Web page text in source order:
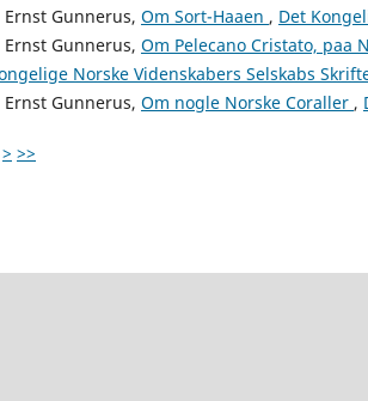
Ernst Gunnerus, Om Sort-Haaen , Det
Ernst Gunnerus, Om Pelecano Cristato, paa
Norske Videnskabers Selskabs
Ernst Gunnerus, Om nogle Norske Coraller ,
> >>